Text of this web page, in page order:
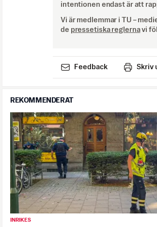
intentionen endast är att
Vi är medlemmar i TU –
de pressetiska reglernavi
Feedback Skriv
REKOMMENDERAT
INRIKES